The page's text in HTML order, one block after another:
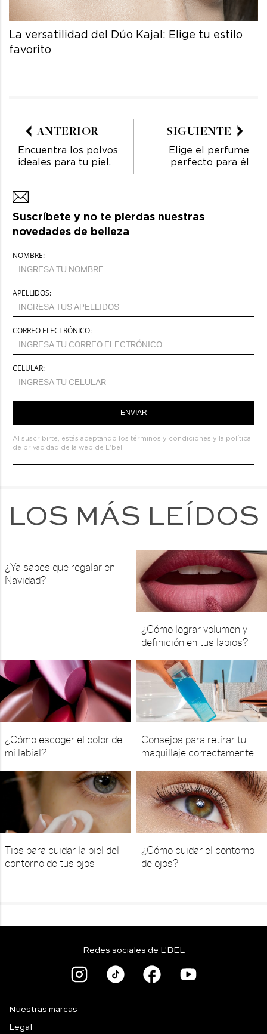
La versatilidad del Dúo Kajal: Elige tu estilo
favorito
ANTERIOR
Encuentra los polvos
ideales para tu piel.
SIGUIENTE
Elige el perfume
perfecto para él
Suscríbete y no te pierdas nuestras
novedades de belleza
NOMBRE:
APELLIDOS:
CORREO ELECTRÓNICO:
CELULAR:
ENVIAR
Al suscribirte, estás aceptando los términos y condiciones y la política
de privacidad de la web de L'bel.
LOS MÁS LEÍDOS
¿Ya sabes que regalar en
Navidad?
¿Cómo lograr volumen y
definición en tus labios?
¿Cómo escoger el color de
mi labial?
Consejos para retirar tu
maquillaje correctamente
Tips para cuidar la piel del
contorno de tus ojos
¿Cómo cuidar el contorno
de ojos?
Nuestras marcas
Legal
Redes sociales de L'BEL